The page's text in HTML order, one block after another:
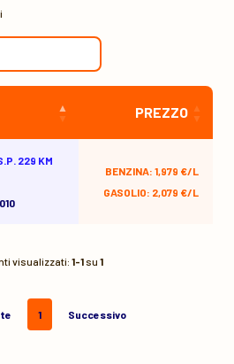
PREZZO
229 KM
BENZINA: 1,979 €/L
GASOLIO: 2,079 €/L
visualizzati: 1-1su 1
1 Successivo